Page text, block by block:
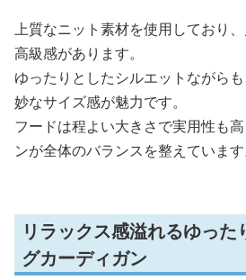
上質なニット素材を使用しており
高級感があります。
ゆったりとしたシルエットながら
妙なサイズ感が魅力です。
フードは程よい大きさで実用性も
ンが全体のバランスを整えています
リラックス感溢れるゆった
グカーディガン